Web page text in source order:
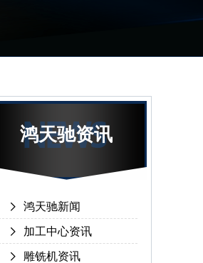
鸿天驰资讯
鸿天驰新闻
加工中心资讯
雕铣机资讯